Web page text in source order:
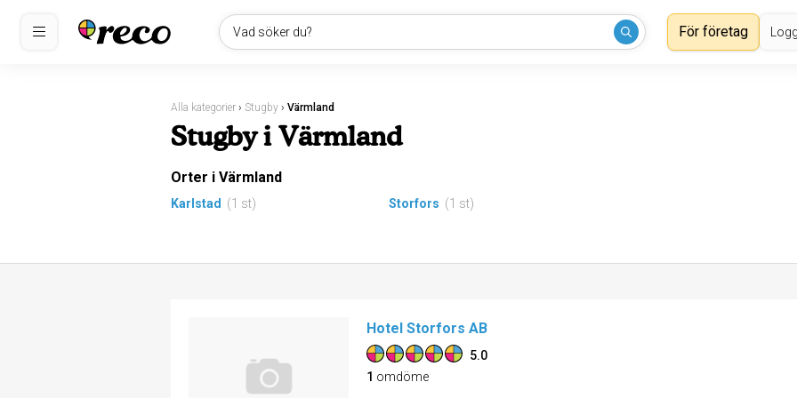
Vad söker du? För företag
Alla kategorier › Stugby › Värmland
Stugby i Värmland
Orter i Värmland
Karlstad (1 st) Storfors (1 st)
Hotel Storfors AB
5.0
1 omdöme